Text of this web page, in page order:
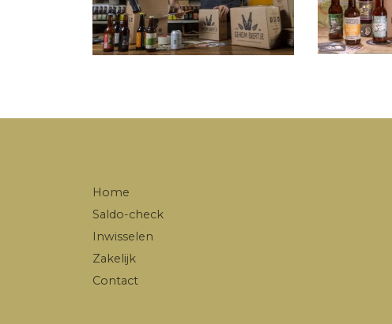
Home
Saldo-check
Inwisselen
Zakelijk
Contact